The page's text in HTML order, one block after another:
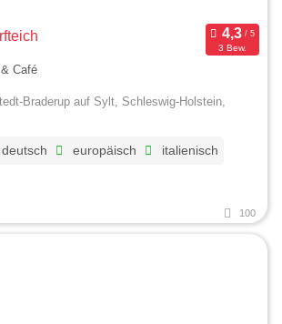
3 Bew.
Café
Braderup auf Sylt, Schleswig-Holstein,
deutsch europäisch italienisch
100